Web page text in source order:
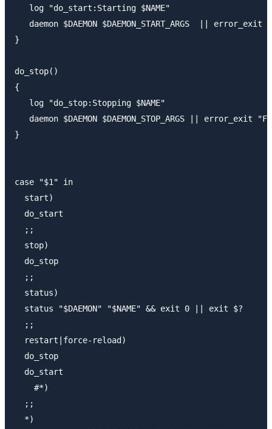
   log "do_start:Starting $NAME"
daemon $DAEMON $DAEMON_START_ARGS  || error_exit
}
do_stop()
{
   log "do_stop:Stopping $NAME"
daemon $DAEMON $DAEMON_STOP_ARGS || error_exit
}
case "$1" in
  start)
  do_start
  ;;
  stop)
  do_stop
  ;;
  status)
  status "$DAEMON" "$NAME" && exit 0 || exit $?
  ;;
  restart|force-reload)
  do_stop
  do_start
    #*)
  ;;
  *)